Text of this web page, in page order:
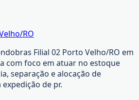
RO
Filial 02 Porto Velho/RO em
com foco em atuar no estoque
separação e alocação de
de pr.